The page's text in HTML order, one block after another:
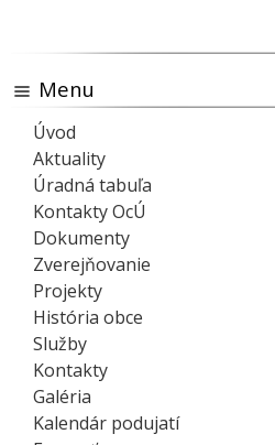
Menu
Úvod
Aktuality
Úradná tabuľa
Kontakty OcÚ
Dokumenty
Zverejňovanie
Projekty
História obce
Služby
Kontakty
Galéria
Kalendár podujatí